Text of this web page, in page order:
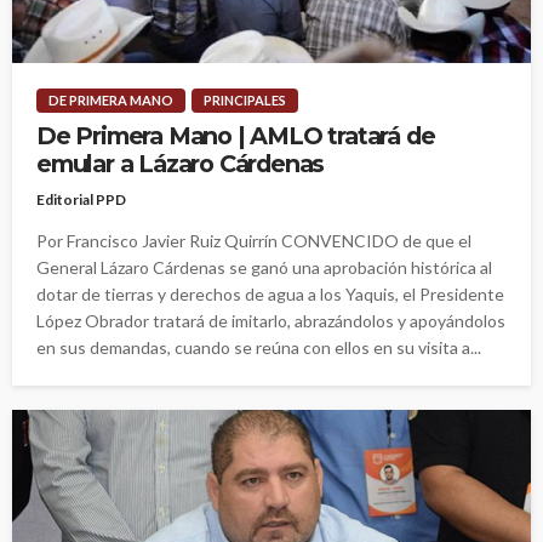
DE PRIMERA MANO PRINCIPALES
De Primera Mano | AMLO tratará de
emular a Lázaro Cárdenas
Editorial PPD
Por Francisco Javier Ruiz Quirrín CONVENCIDO de que el
General Lázaro Cárdenas se ganó una aprobación histórica al
dotar de tierras y derechos de agua a los Yaquis, el Presidente
López Obrador tratará de imitarlo, abrazándolos y apoyándolos
en sus demandas, cuando se reúna con ellos en su visita a...